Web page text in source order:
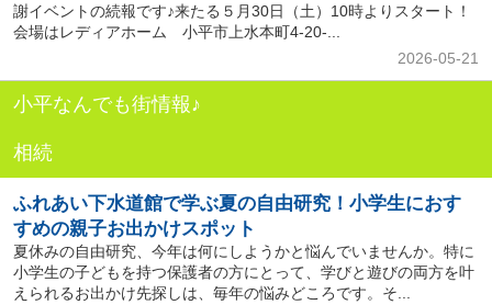
謝イベントの続報です♪来たる５月30日（土）10時よりスタート！
会場はレディアホーム 小平市上水本町4-20-...
2026-05-21
小平なんでも街情報♪
相続
ふれあい下水道館で学ぶ夏の自由研究！小学生におす
すめの親子お出かけスポット
夏休みの自由研究、今年は何にしようかと悩んでいませんか。特に
小学生の子どもを持つ保護者の方にとって、学びと遊びの両方を叶
えられるお出かけ先探しは、毎年の悩みどころです。そ...